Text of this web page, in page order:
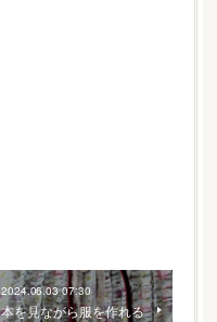
2024.06.03 07:30
本を見ながら服を作れる